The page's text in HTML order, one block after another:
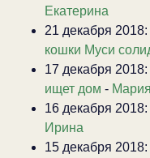
Екатерина
21 декабря 2018:
кошки Муси
17 декабря 2018:
ищет дом - Мария
16 декабря 2018:
Ирина
15 декабря 2018: